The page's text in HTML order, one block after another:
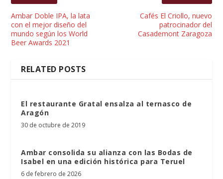
Ambar Doble IPA, la lata
con el mejor diseño del
mundo según los World
Beer Awards 2021
Cafés El Criollo, nuevo
patrocinador del
Casademont Zaragoza
RELATED POSTS
El restaurante Gratal ensalza al ternasco de
Aragón
30 de octubre de 2019
Ambar consolida su alianza con las Bodas de
Isabel en una edición histórica para Teruel
6 de febrero de 2026